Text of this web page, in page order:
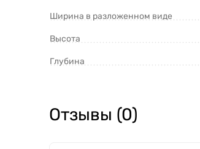
Ширина в разложенном виде
Высота
Глубина
Отзывы (0)